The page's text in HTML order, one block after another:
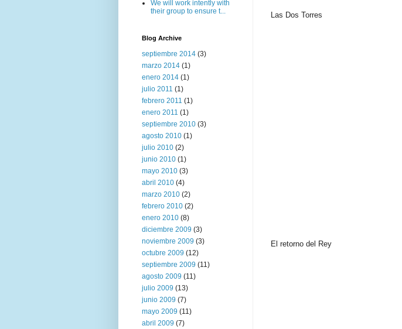
Las Dos Torres
El retorno del Rey
We will work intently with
their group to ensure t...
Blog Archive
septiembre 2014 (3)
marzo 2014 (1)
enero 2014 (1)
julio 2011 (1)
febrero 2011 (1)
enero 2011 (1)
septiembre 2010 (3)
agosto 2010 (1)
julio 2010 (2)
junio 2010 (1)
mayo 2010 (3)
abril 2010 (4)
marzo 2010 (2)
febrero 2010 (2)
enero 2010 (8)
diciembre 2009 (3)
noviembre 2009 (3)
octubre 2009 (12)
septiembre 2009 (11)
agosto 2009 (11)
julio 2009 (13)
junio 2009 (7)
mayo 2009 (11)
abril 2009 (7)